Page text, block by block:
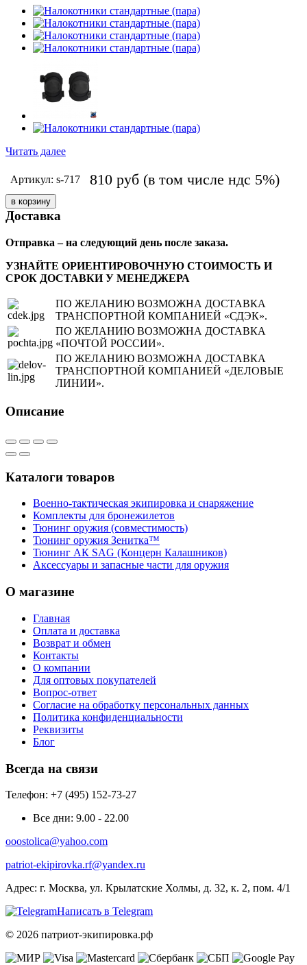
Читать далее
Артикул: s-717 810 руб (в том числе ндс 5%)
Доставка
Отправка – на следующий день после заказа.
УЗНАЙТЕ ОРИЕНТИРОВОЧНУЮ СТОИМОСТЬ И
СРОК ДОСТАВКИ У МЕНЕДЖЕРА
ПО ЖЕЛАНИЮ ВОЗМОЖНА ДОСТАВКА
ТРАНСПОРТНОЙ КОМПАНИЕЙ «СДЭК».
ПО ЖЕЛАНИЮ ВОЗМОЖНА ДОСТАВКА
«ПОЧТОЙ РОССИИ».
ПО ЖЕЛАНИЮ ВОЗМОЖНА ДОСТАВКА
ТРАНСПОРТНОЙ КОМПАНИЕЙ «ДЕЛОВЫЕ
ЛИНИИ».
Описание
Каталоги товаров
Военно-тактическая экипировка и снаряжение
Комплекты для бронежилетов
Тюнинг оружия (совместимость)
Тюнинг оружия Зенитка™
Тюнинг АК SAG (Концерн Калашников)
Аксессуары и запасные части для оружия
О магазине
Главная
Оплата и доставка
Возврат и обмен
Контакты
О компании
Для оптовых покупателей
Вопрос-ответ
Согласие на обработку персональных данных
Политика конфиденциальности
Реквизиты
Блог
Всегда на связи
Телефон: +7 (495) 152-73-27
Все дни: 9.00 - 22.00
ooostolica@yahoo.com
patriot-ekipirovka.rf@yandex.ru
Адрес: г. Москва, ул. Крылатские Холмы, д. 32, к. 2, пом. 4/1
Написать в Telegram
© 2026 патриот-экипировка.рф